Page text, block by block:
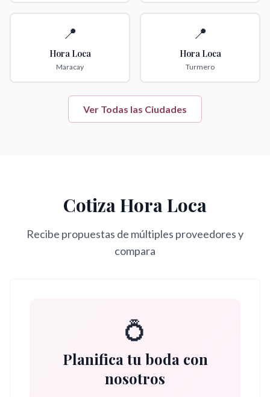
📍
Hora Loca
Maracay
📍
Hora Loca
Turmero
Ver Todas las Ciudades
CotizaHora Loca
Recibe propuestas de múltiples proveedores y
compara
💍
Planifica tu boda con
nosotros